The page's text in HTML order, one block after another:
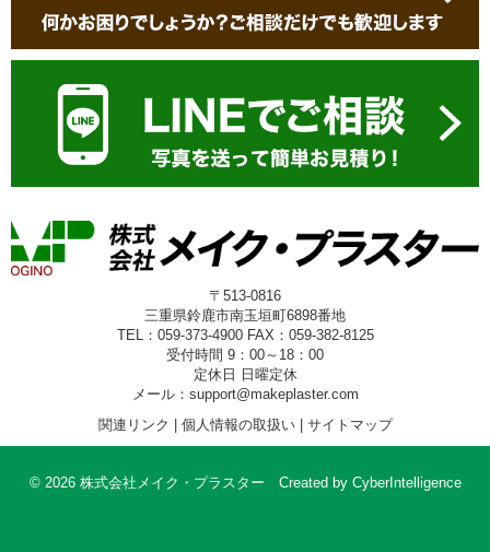
〒513-0816
三重県鈴鹿市南玉垣町6898番地
TEL：059-373-4900 FAX：059-382-8125
受付時間 9：00～18：00
定休日 日曜定休
メール：support@makeplaster.com
関連リンク
個人情報の取扱い| サイトマップ
© 2026 株式会社メイク・プラスター Created by CyberIntelligence